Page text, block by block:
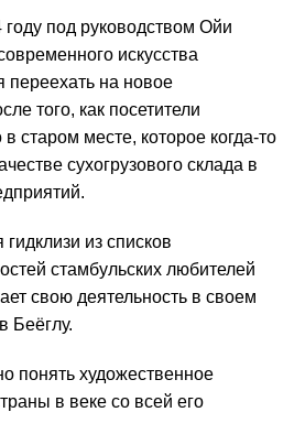
под руководством Ойи
искусства
переехать на новое
того, как посетители
в старом месте, которое когда-то
сухогрузового склада в
из списков
стамбульских любителей
свою деятельность в своем
Беёглу.
понять художественное
в веке со всей его